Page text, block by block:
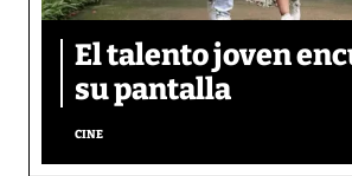
El talento joven
su pantalla​
CINE